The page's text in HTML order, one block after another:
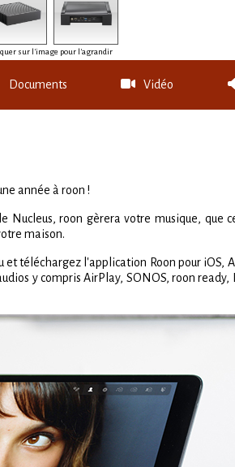
sur l'image pour l'agrandir
Documents Vidéo
année à roon !
roon gèrera votre musique, que
maison.
téléchargez l'application Roon pour iOS,
y compris AirPlay, SONOS, roon